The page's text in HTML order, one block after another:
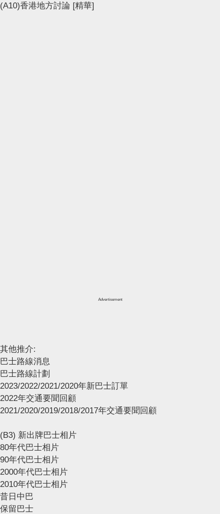
(A10)香港地方討論 [精華]
Advertisement
其他推介:
巴士路線消息
巴士路線計劃
2023/2022/2021/2020年新巴士訂單
2022年交通要聞回顧
2021/2020/2019/2018/2017年交通要聞回顧
(B3) 新出牌巴士相片
80年代巴士相片
90年代巴士相片
2000年代巴士相片
2010年代巴士相片
昔日中巴
保留巴士